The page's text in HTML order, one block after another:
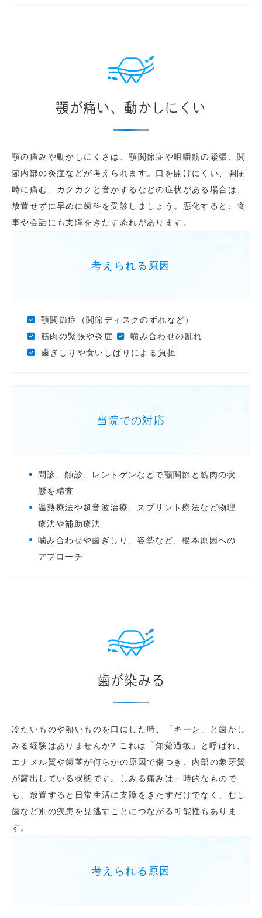
顎が痛い、動かしにくい
顎の痛みや動かしにくさは、顎関節症や咀嚼筋の緊張、関
節内部の炎症などが考えられます。口を開けにくい、開閉
時に痛む、カクカクと音がするなどの症状がある場合は、
放置せずに早めに歯科を受診しましょう。悪化すると、食
事や会話にも支障をきたす恐れがあります。
考えられる原因
顎関節症（関節ディスクのずれなど）
筋肉の緊張や炎症
噛み合わせの乱れ
歯ぎしりや食いしばりによる負担
当院での対応
問診、触診、レントゲンなどで顎関節と筋肉の状
態を精査
温熱療法や超音波治療、スプリント療法など物理
療法や補助療法
噛み合わせや歯ぎしり、姿勢など、根本原因への
アプローチ
歯が染みる
冷たいものや熱いものを口にした時、「キーン」と歯がし
みる経験はありませんか? これは「知覚過敏」と呼ばれ、
エナメル質や歯茎が何らかの原因で傷つき、内部の象牙質
が露出している状態です。しみる痛みは一時的なもので
も、放置すると日常生活に支障をきたすだけでなく、むし
歯など別の疾患を見逃すことにつながる可能性もありま
す。
考えられる原因